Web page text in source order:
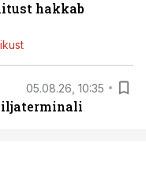
hakkab
05.08.26, 10:35